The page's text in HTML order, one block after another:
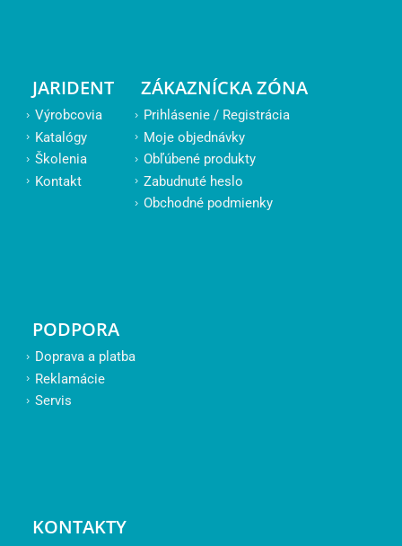
JARIDENT
Výrobcovia
Katalógy
Školenia
Kontakt
ZÁKAZNÍCKA ZÓNA
Prihlásenie / Registrácia
Moje objednávky
Obľúbené produkty
Zabudnuté heslo
Obchodné podmienky
PODPORA
Doprava a platba
Reklamácie
Servis
KONTAKTY